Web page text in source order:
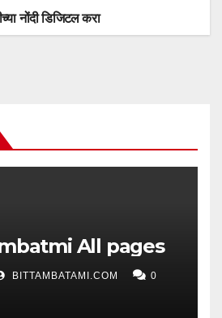
नोंदी डिजिटल करा
Bitambatmi All pages
BITTAMBATAMI.COM 0